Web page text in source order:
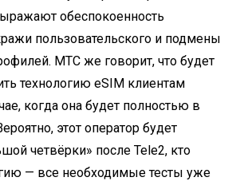
обеспокоенность
пользовательского и подмены
МТС же говорит, что будет
технологию eSIM клиентам
когда она будет полностью в
этот оператор будет
четвёрки» после Tele2, кто
— все необходимые тесты уже